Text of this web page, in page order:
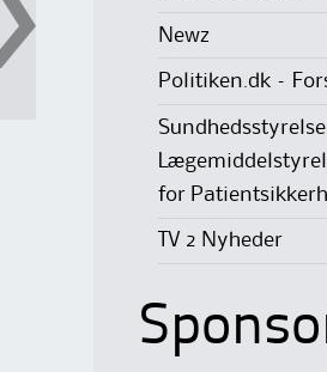
Newz
Politiken.dk –
for
TV 2 Nyheder